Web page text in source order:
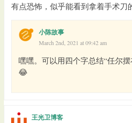
有点恐怖，似乎能看到拿着手术刀
小陈故事
March 2nd, 2021 at 09:42 am
嘿嘿。可以用四个字总结“任尔摆
😂
王光卫博客